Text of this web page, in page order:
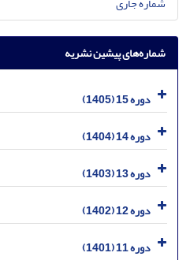
شماره‌های پیشین نشریه
دوره 15 (1405)
دوره 14 (1404)
دوره 13 (1403)
دوره 12 (1402)
دوره 11 (1401)